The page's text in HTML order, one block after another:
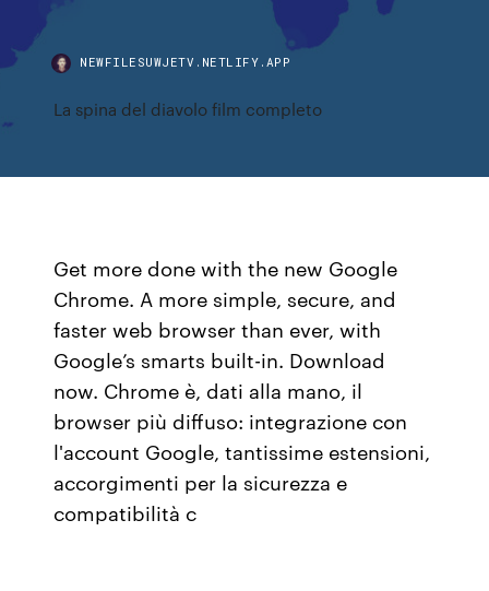
NEWFILESUWJETV.NETLIFY.APP
La spina del diavolo film completo
Get more done with the new Google
Chrome. A more simple, secure, and
faster web browser than ever, with
Google’s smarts built-in. Download
now. Chrome è, dati alla mano, il
browser più diffuso: integrazione con
l'account Google, tantissime estensioni,
accorgimenti per la sicurezza e
compatibilità c